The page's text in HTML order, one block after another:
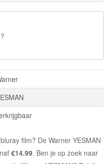
?
bluray film? De Warner YESMAN
€14.99. Ben je op zoek naar